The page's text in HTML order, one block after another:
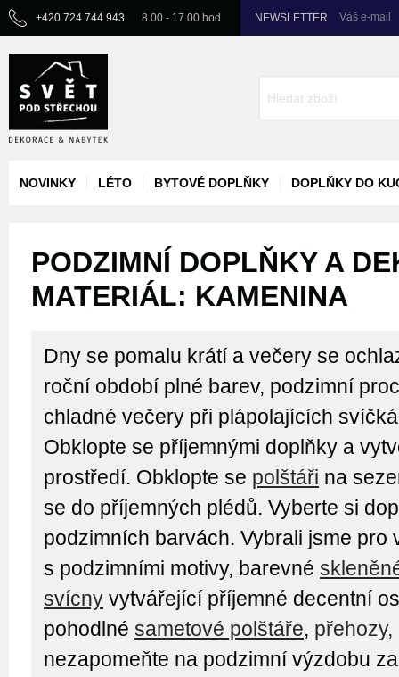
+420 724 744 943 8.00 - 17.00 hod NEWSLETTER Váš e-mail
NOVINKY LÉTO BYTOVÉ DOPLŇKY DOPLŇKY DO
PODZIMNÍ DOPLŇKY A
MATERIÁL: KAMENINA
Dny se pomalu krátí a večery se
roční období plné barev, podzimní
chladné večery při plápolajících
Obklopte se příjemnými doplňky a
prostředí. Obklopte se polštáři na
se do příjemných plédů. Vyberte si
podzimních barvách. Vybrali jsme pro
s podzimními motivy, barevné
svícny vytvářející příjemné decentní
pohodlné sametové polštáře, přehozy,
nezapomeňte na podzimní výzdobu